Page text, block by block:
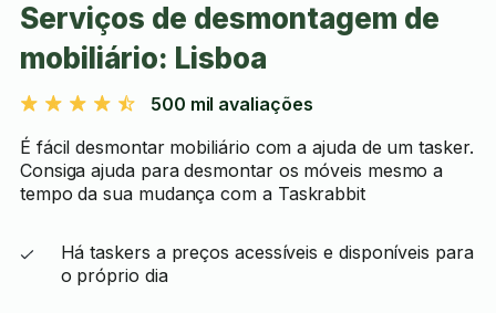
Serviços de desmontagem de
mobiliário: Lisboa
500 mil avaliações
É fácil desmontar mobiliário com a ajuda de um tasker.
Consiga ajuda para desmontar os móveis mesmo a
tempo da sua mudança com a Taskrabbit
Há taskers a preços acessíveis e disponíveis para
o próprio dia